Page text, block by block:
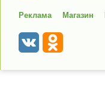
Реклама Магазин